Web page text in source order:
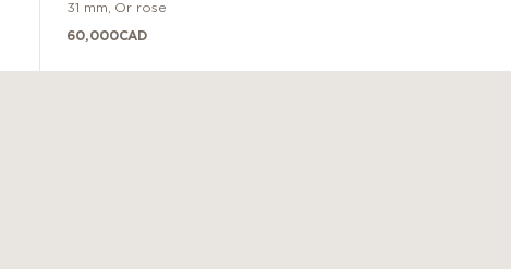
micro-rotor
31 mm Or rose
60,000CAD